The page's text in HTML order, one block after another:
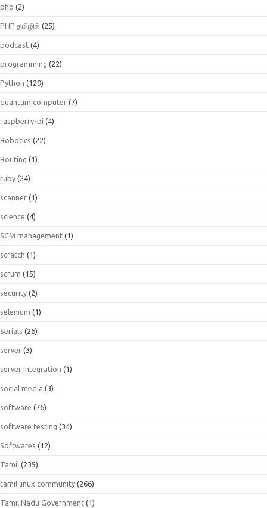
php (2)
PHP தமிழில் (25)
podcast (4)
programming (22)
Python (129)
quantum.computer (7)
raspberry-pi (4)
Robotics (22)
Routing (1)
ruby (24)
scanner (1)
science (4)
SCM management (1)
scratch (1)
scrum (15)
security (2)
selenium (1)
Serials (26)
server (3)
server integration (1)
social media (3)
software (76)
software testing (34)
Softwares (12)
Tamil (235)
tamil linux community (266)
Tamil Nadu Government (1)